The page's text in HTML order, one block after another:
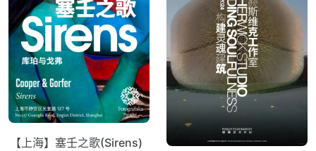
【上海】塞壬之歌(Sirens)